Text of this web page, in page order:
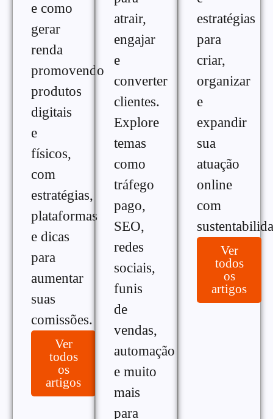
e como
gerar
renda
promovendo
produtos
digitais
e
físicos,
com
estratégias,
plataformas
e dicas
para
aumentar
suas
comissões.
Ver
todos
os
artigos
atrair,
engajar
e
converter
clientes.
Explore
temas
como
tráfego
pago,
SEO,
redes
sociais,
funis
de
vendas,
automação
e muito
mais
para
estratégias
para
criar,
organizar
e
expandir
sua
atuação
online
com
Ver
todos
os
artigos